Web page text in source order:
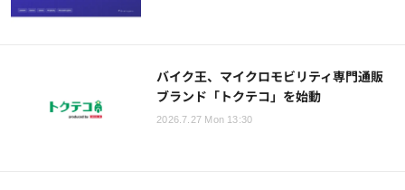
バイク王、マイクロモビリティ専門通販
ブランド「トクテコ」を始動
2026.7.27 Mon 13:30